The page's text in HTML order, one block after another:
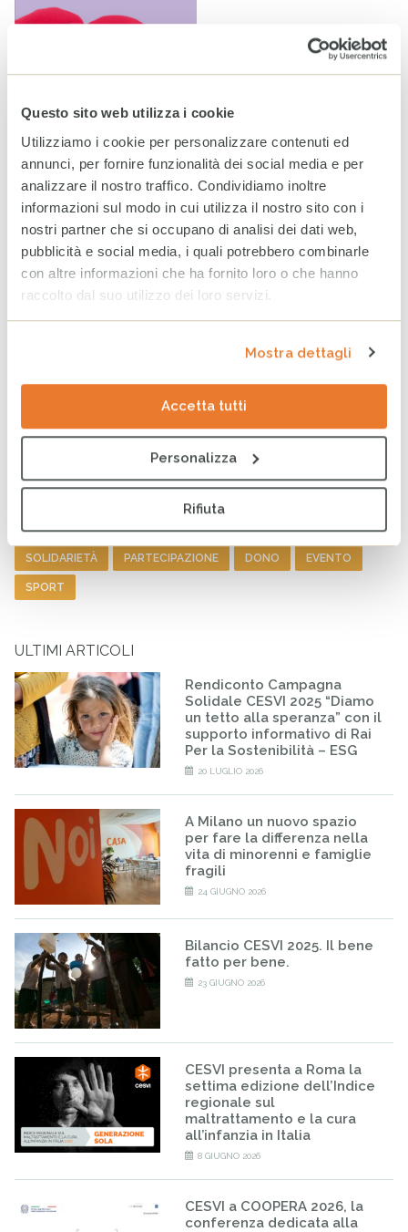
Questo sito web utilizza i cookie
Utilizziamo i cookie per personalizzare contenuti ed
annunci, per fornire funzionalità dei social media e per
analizzare il nostro traffico. Condividiamo inoltre
informazioni sul modo in cui utilizza il nostro sito con i
nostri partner che si occupano di analisi dei dati web,
pubblicità e social media, i quali potrebbero combinarle
con altre informazioni che ha fornito loro o che hanno
raccolto dal suo utilizzo dei loro servizi.
Mostra dettagli
Accetta tutti
Personalizza
Rifiuta
Fondazione CESVI e Bergamo Sposi: autumn edition
Appuntamenti
Charity night 2022: un grande risultato per la solidarietà
Notizie
Tag
SOLIDARIETÀ PARTECIPAZIONE DONO EVENTO
SPORT
ULTIMI ARTICOLI
Rendiconto Campagna
Solidale CESVI 2025 “Diamo
un tetto alla speranza” con il
supporto informativo di Rai
Per la Sostenibilità – ESG
20 LUGLIO 2026
A Milano un nuovo spazio
per fare la differenza nella
vita di minorenni e famiglie
fragili
24 GIUGNO 2026
Bilancio CESVI 2025. Il bene
fatto per bene.
23 GIUGNO 2026
CESVI presenta a Roma la
settima edizione dell’Indice
regionale sul
maltrattamento e la cura
all’infanzia in Italia
8 GIUGNO 2026
CESVI a COOPERA 2026, la
conferenza dedicata alla